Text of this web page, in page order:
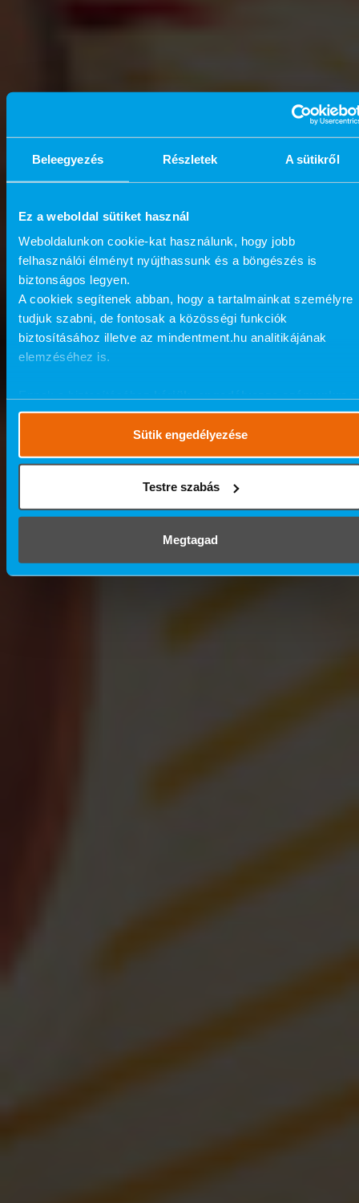
Beleegyezés Részletek A sütikről
Ez a weboldal sütiket használ
Weboldalunkon cookie-kat használunk, hogy jobb
felhasználói élményt nyújthassunk és a böngészés is
biztonságos legyen.
A cookiek segítenek abban, hogy a tartalmainkat személyre
tudjuk szabni, de fontosak a közösségi funkciók
biztosításához illetve az mindentment.hu analitikájának
elemzéséhez is.
mérések használatát. Részletes cookie szabályzat.
Sütik engedélyezése
Testre szabás
Megtagad